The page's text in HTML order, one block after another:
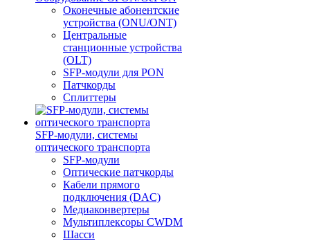
Оконечные абонентские
устройства (ONU/ONT)
Центральные
станционные устройства
(OLT)
SFP-модули для PON
Патчкорды
Сплиттеры
SFP-модули, системы
оптического транспорта
SFP-модули
Оптические патчкорды
Кабели прямого
подключения (DAC)
Медиаконвертеры
Мультиплексоры CWDM
Шасси